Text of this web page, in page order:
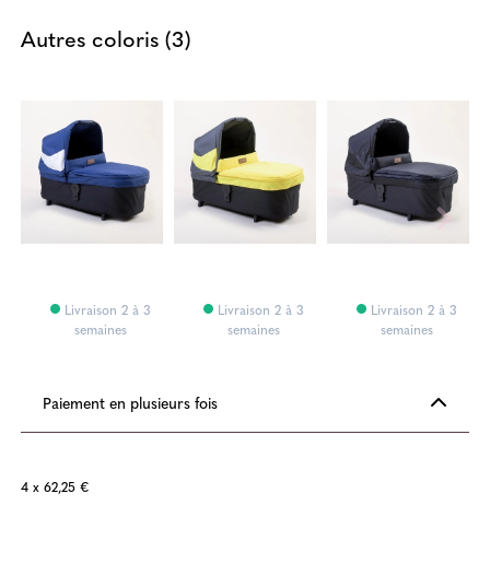
Autres coloris (3)
Livraison 2 à 3
semaines
Livraison 2 à 3
semaines
Livraison 2 à 3
semaines
Paiement en plusieurs fois
4 x 62,25 €